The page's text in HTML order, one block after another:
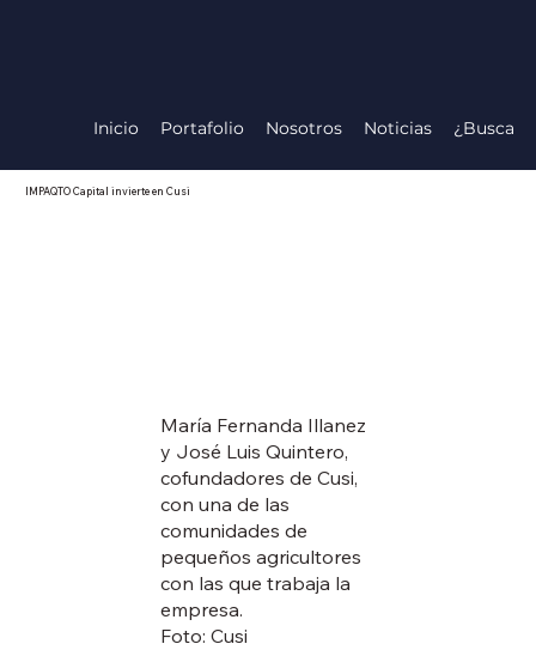
Inicio Portafolio Nosotros Noticias ¿Buscas
IMPAQTO Capital invierte en Cusi
María Fernanda Illanez
y José Luis Quintero,
cofundadores de Cusi,
con una de las
comunidades de
pequeños agricultores
con las que trabaja la
empresa.
Foto: Cusi